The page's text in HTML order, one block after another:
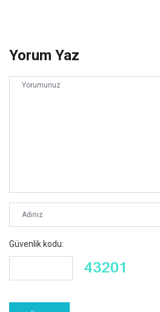
Yorum Yaz
Güvenlik kodu: